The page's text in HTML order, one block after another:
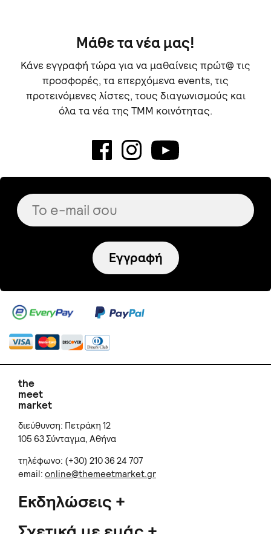
Μάθε τα νέα μας!
Κάνε εγγραφή τώρα για να μαθαίνεις πρώτ@ τις
προσφορές, τα επερχόμενα events, τις
προτεινόμενες λίστες, τους διαγωνισμούς και
όλα τα νέα της TMM κοινότητας.
Εγγραφή
the
meet
market
διεύθυνση: Πετράκη 12
105 63 Σύνταγμα, Αθήνα
τηλέφωνο: (+30) 210 36 24 707
email: online@themeetmarket.gr
Εκδηλώσεις